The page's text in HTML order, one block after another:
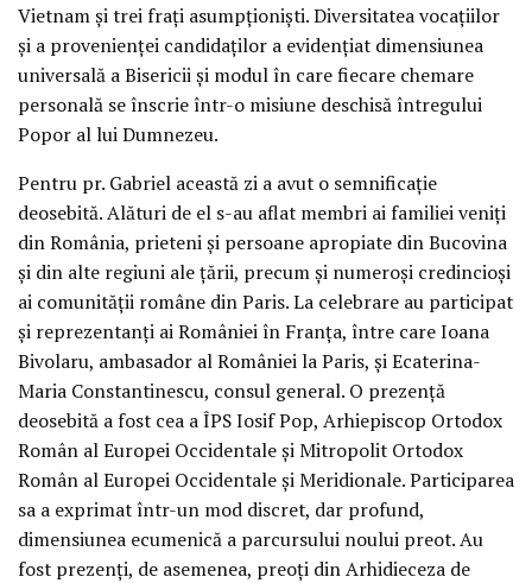
Vietnam și trei frați asumpționiști. Diversitatea vocațiilor
și a provenienței candidaților a evidențiat dimensiunea
universală a Bisericii și modul în care fiecare chemare
personală se înscrie într-o misiune deschisă întregului
Popor al lui Dumnezeu.
Pentru pr. Gabriel această zi a avut o semnificație
deosebită. Alături de el s-au aflat membri ai familiei veniți
din România, prieteni și persoane apropiate din Bucovina
și din alte regiuni ale țării, precum și numeroși credincioși
ai comunității române din Paris. La celebrare au participat
și reprezentanți ai României în Franța, între care Ioana
Bivolaru, ambasador al României la Paris, și Ecaterina-
Maria Constantinescu, consul general. O prezență
deosebită a fost cea a ÎPS Iosif Pop, Arhiepiscop Ortodox
Român al Europei Occidentale și Mitropolit Ortodox
Român al Europei Occidentale și Meridionale. Participarea
sa a exprimat într-un mod discret, dar profund,
dimensiunea ecumenică a parcursului noului preot. Au
fost prezenți, de asemenea, preoți din Arhidieceza de